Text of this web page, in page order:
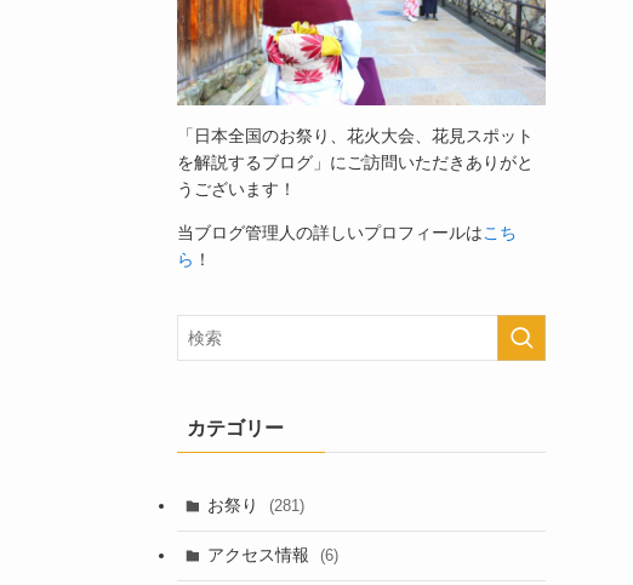
「日本全国のお祭り、花火大会、花見スポット
を解説するブログ」 にご訪問いただきありがと
うございます！
当ブログ管理人の詳しいプロフィールはこち
ら ！
カテゴリー
お祭り (281)
アクセス情報 (6)